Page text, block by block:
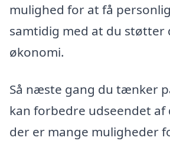
mulighed for at få
samtidig med at du støtter
økonomi.
Så næste gang du tænker
kan forbedre udseendet af
der er mange muligheder